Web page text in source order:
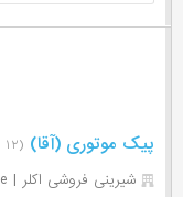
پیک موتوری (آقا) (۱۲ روز پیش)
شیرینی فروشی اکلر | Eclair Patisserie